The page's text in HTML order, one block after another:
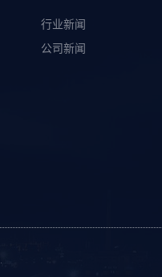
行业新闻
公司新闻